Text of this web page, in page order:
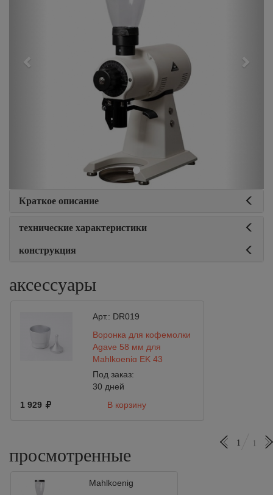
Краткое описание
технические характеристики
конструкция
аксессуары
Арт.: DR019
Воронка для кофемолки
Agave 58 мм для
Mahlkoenig EK 43
Под заказ:
30 дней
1 929
В корзину
просмотренные
1 1
Mahlkoenig